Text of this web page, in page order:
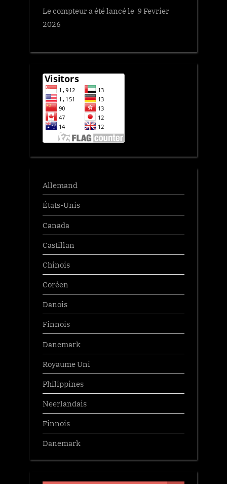
Le compteur a été lancé le 9 Fevrier
2026
Allemand
États-Unis
Canada
Castillan
Chinois
Coréen
Danois
Finnois
Danemark
Royaume Uni
Philippines
Neerlandais
Finnois
Danemark